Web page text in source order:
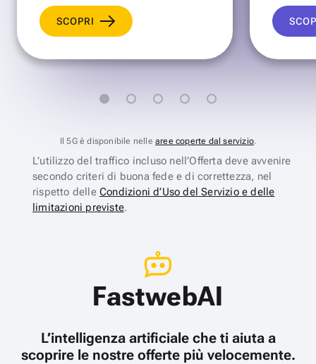
SCOPRI
Il 5G è disponibile nelle aree coperte dal servizio.
L’utilizzo del traffico incluso nell’Offerta deve avvenire
secondo criteri di buona fede e di correttezza, nel
rispetto delle Condizioni d’Uso del Servizio e delle
limitazioni previste.
FastwebAI
L’intelligenza artificiale che ti aiuta a
scoprire le nostre offerte più velocemente.